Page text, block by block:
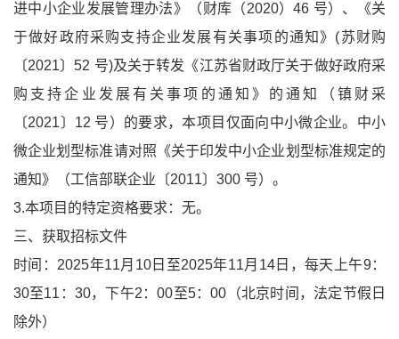
进中小企业发展管理办法》（财库（2020）46 号）、《关
于做好政府采购支持企业发展有关事项的通知》(苏财购
〔2021〕52 号)及关于转发《江苏省财政厅关于做好政府采
购支持企业发展有关事项的通知》的通知（镇财采
〔2021〕12 号）的要求，本项目仅面向中小微企业。中小
微企业划型标准请对照《关于印发中小企业划型标准规定的
通知》（工信部联企业〔2011〕300 号）。
3.本项目的特定资格要求：无。
三、获取招标文件
时间：2025年11月10日至2025年11月14日，每天上午9：
30至11：30，下午2：00至5：00（北京时间，法定节假日
除外）